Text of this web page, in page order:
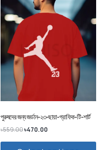
পুরুষদের জন্য জর্ডান-২৩-ছায়া-গ্রাফিক-টি-শার্ট
৳559.00৳470.00